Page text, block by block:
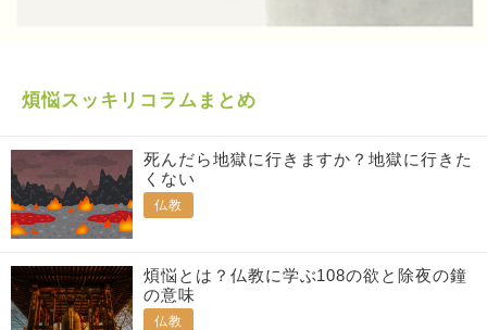
煩悩スッキリコラムまとめ
死んだら地獄に行きますか？地獄に行きた
くない
仏教
煩悩とは？仏教に学ぶ108の欲と除夜の鐘
の意味
仏教